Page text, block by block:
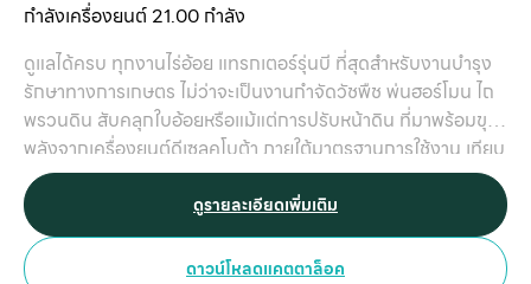
กำลังเครื่องยนต์ 21.00 กำลัง
ดูแลได้ครบ ทุกงานไร่อ้อย แทรกเตอร์รุ่นบี ที่สุดสำหรับงานบำรุง
รักษาทางการเกษตร ไม่ว่าจะเป็นงานกำจัดวัชพืช พ่นฮอร์โมน ไถ
พรวนดิน สับคลุกใบอ้อยหรือแม้แต่การปรับหน้าดิน ที่มาพร้อมขุม
พลังจากเครื่องยนต์ดีเซลคูโบต้า ภายใต้มาตรฐานการใช้งาน เทียบ
เท่าแทรกเตอร์รุ่นใหญ่ ตอบโจทย์ทุกความต้องการใช้งานสำหรับ
เกษตรกรไทยโดยเฉพาะดูรายละเอียดเพิ่มเติม
ดาวน์โหลดแคตตาล็อค